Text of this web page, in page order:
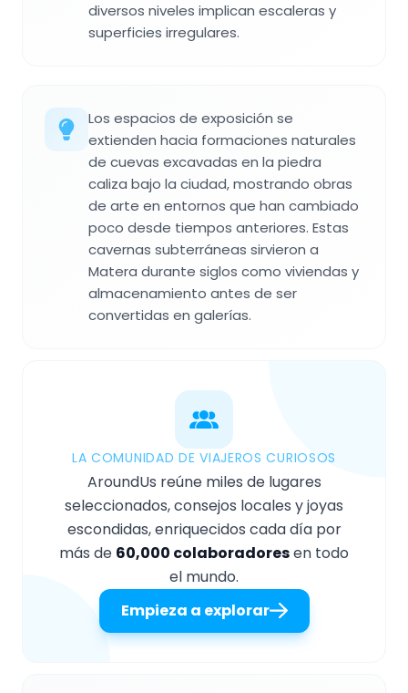
diversos niveles implican escaleras y
superficies irregulares.
Los espacios de exposición se
extienden hacia formaciones naturales
de cuevas excavadas en la piedra
caliza bajo la ciudad, mostrando obras
de arte en entornos que han cambiado
poco desde tiempos anteriores. Estas
cavernas subterráneas sirvieron a
Matera durante siglos como viviendas y
almacenamiento antes de ser
convertidas en galerías.
LA COMUNIDAD DE VIAJEROS CURIOSOS
AroundUs reúne miles de lugares
seleccionados, consejos locales y joyas
escondidas, enriquecidos cada día por
más de 60,000 colaboradoresen todo
el mundo.
Empieza a explorar